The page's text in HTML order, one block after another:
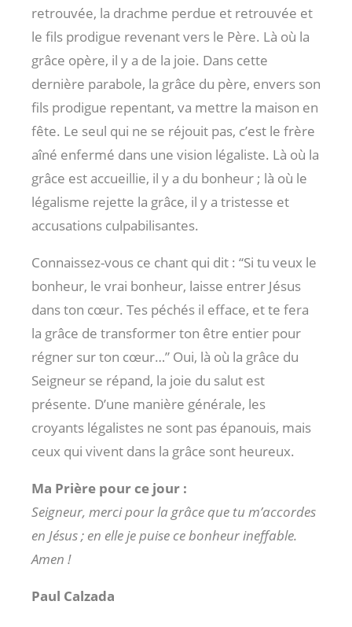
retrouvée, la drachme perdue et retrouvée et
le fils prodigue revenant vers le Père. Là où la
grâce opère, il y a de la joie. Dans cette
dernière parabole, la grâce du père, envers son
fils prodigue repentant, va mettre la maison en
fête. Le seul qui ne se réjouit pas, c’est le frère
aîné enfermé dans une vision légaliste. Là où la
grâce est accueillie, il y a du bonheur ; là où le
légalisme rejette la grâce, il y a tristesse et
accusations culpabilisantes.
Connaissez-vous ce chant qui dit : “Si tu veux le
bonheur, le vrai bonheur, laisse entrer Jésus
dans ton cœur. Tes péchés il efface, et te fera
la grâce de transformer ton être entier pour
régner sur ton cœur…” Oui, là où la grâce du
Seigneur se répand, la joie du salut est
présente. D’une manière générale, les
croyants légalistes ne sont pas épanouis, mais
ceux qui vivent dans la grâce sont heureux.
Ma Prière pour ce jour :
Seigneur, merci pour la grâce que tu m’accordes
en Jésus ; en elle je puise ce bonheur ineffable.
Amen !
Paul Calzada